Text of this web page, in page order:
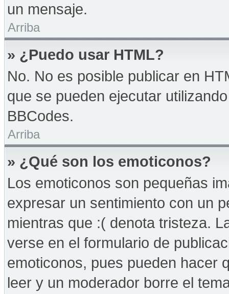
un mensaje.
Arriba
» ¿Puedo usar HTML?
No. No es posible publicar en
que se pueden ejecutar
BBCodes.
Arriba
» ¿Qué son los emoticonos?
Los emoticonos son pequeñas
expresar un sentimiento con un
mientras que :( denota tristeza.
verse en el formulario de
emoticonos, pues pueden hacer
leer y un moderador borre el